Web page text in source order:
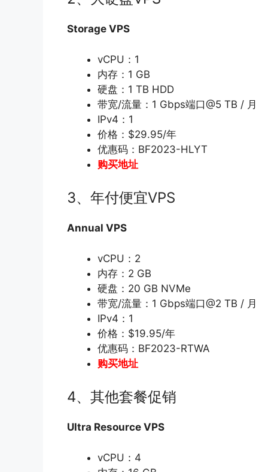
Storage VPS
vCPU：1
内存：1 GB
硬盘：1 TB HDD
带宽/流量：1 Gbps端口@5 TB / 月
IPv4：1
价格：$29.95/年
优惠码：BF2023-HLYT
购买地址
3、年付便宜VPS
Annual VPS
vCPU：2
内存：2 GB
硬盘：20 GB NVMe
带宽/流量：1 Gbps端口@2 TB / 月
IPv4：1
价格：$19.95/年
优惠码：BF2023-RTWA
购买地址
4、其他套餐促销
Ultra Resource VPS
vCPU：4